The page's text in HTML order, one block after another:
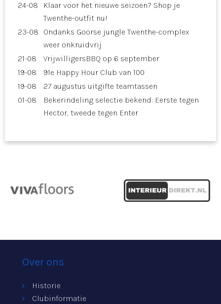
24-08
Klaar voor het nieuwe seizoen? Shop je
Twenthe-outfit nu!
23-08
Ondanks Goorse jungle Twenthe-complex
weer onkruidvrij
21-08
VrijwilligersBBQ op 6 september
19-08
91e Happy Hour Club van 100
19-08
27 augustus uitgifte teamtassen
01-08
Bekerindeling selectie bekend: Eerste tegen
Hector, tweede tegen Enter
Over ons
Historie
Clubinformatie